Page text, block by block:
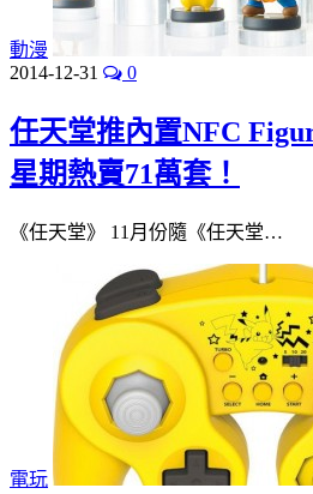
動漫
2014-12-31
0
任天堂推內置NFC
星期熱賣71萬套！
《任天堂》 11月份隨《任天堂…
電玩